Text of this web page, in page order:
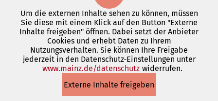
Um die externen Inhalte sehen zu können, müssen
Sie diese mit einem Klick auf den Button "Externe
Inhalte freigeben" öffnen. Dabei setzt der Anbieter
Cookies und erhebt Daten zu Ihrem
Nutzungsverhalten. Sie können Ihre Freigabe
jederzeit in den Datenschutz-Einstellungen unter
www.mainz.de/datenschutz(Öffnet
einem
neuen
widerrufen.
Externe Inhalte freigeben